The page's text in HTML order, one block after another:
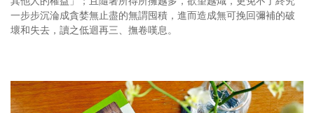
一步步沉淪成貪婪無止盡的無謂囤積，進而造成無可挽回彌補的破
壞和失去，讀之低迴再三、撫卷嘆息。